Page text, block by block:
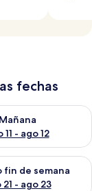
fechas
11
Mañana
11 - ago 12
ago 14 -
fin de semana
21 - ago 23